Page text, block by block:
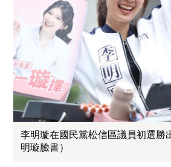
李明璇在國民黨松信區議員初選勝
明璇臉書）